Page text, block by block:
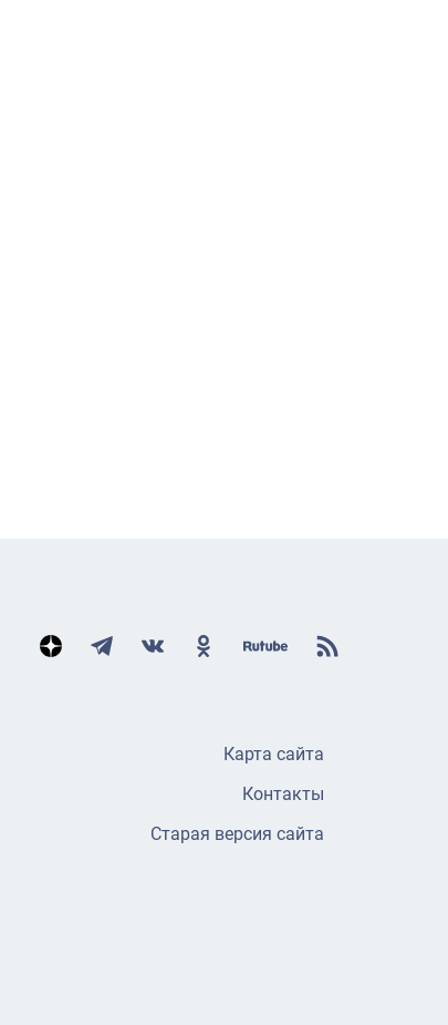
Карта сайта
Контакты
Старая версия сайта